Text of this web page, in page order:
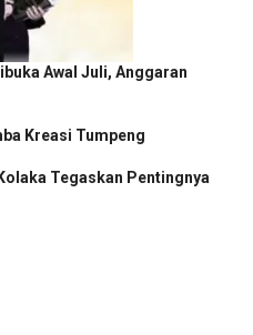
Awal Juli, Anggaran
Kreasi Tumpeng
Tegaskan Pentingnya